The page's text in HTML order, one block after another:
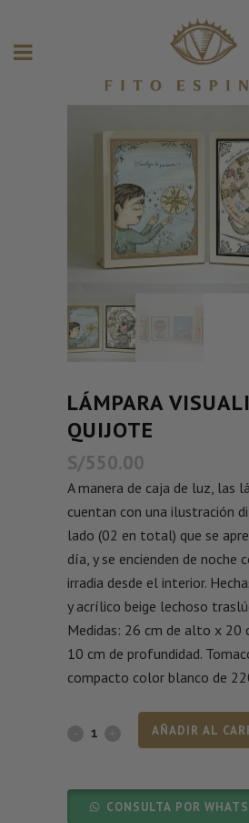
LÁMPARA
QUIJOTE
S/550.00
A manera de caja de luz, las
cuentan con una ilustración
lado (02 en total) que se
día, y se encienden de noche
irradia desde el interior.
y acrílico beige lechoso
Medidas: 26 cm de alto x 20
10 cm de profundidad.
compacto color blanco de
AÑADIR AL
CONSULTA POR